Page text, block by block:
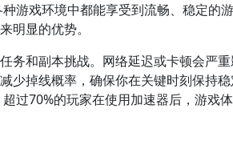
游戏环境中都能享受到流畅、稳定的
明显的优势。
务和副本挑战。网络延迟或卡顿会严
少掉线概率，确保你在关键时刻保持
过70%的玩家在使用加速器后，游戏